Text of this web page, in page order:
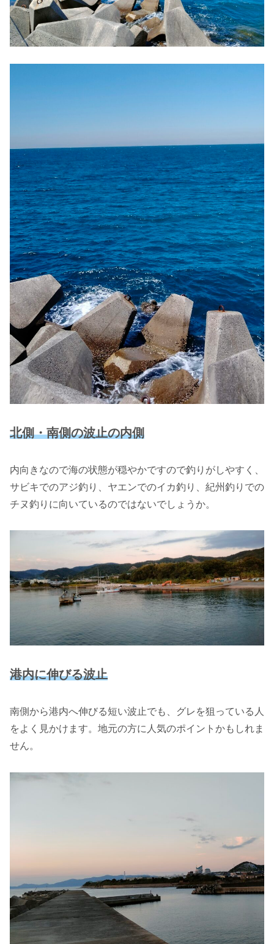
北側・南側の波止の内側
内向きなので海の状態が穏やかですので釣りがしやすく、
サビキでのアジ釣り、ヤエンでのイカ釣り、紀州釣りでの
チヌ釣りに向いているのではないでしょうか。
港内に伸びる波止
南側から港内へ伸びる短い波止でも、グレを狙っている人
をよく見かけます。地元の方に人気のポイントかもしれま
せん。